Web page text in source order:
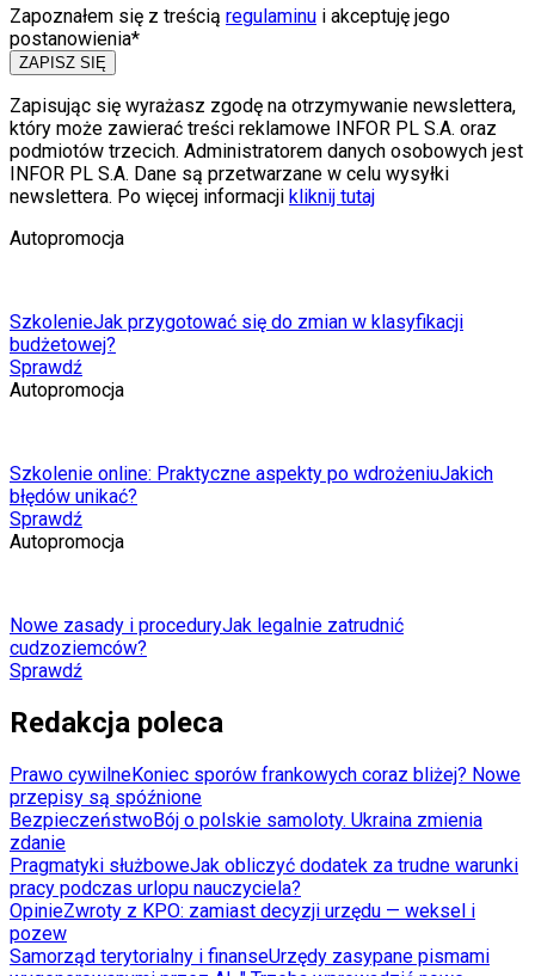
Zapoznałem się z treścią regulaminu i akceptuję jego
postanowienia*
ZAPISZ SIĘ
Zapisując się wyrażasz zgodę na otrzymywanie newslettera,
który może zawierać treści reklamowe INFOR PL S.A. oraz
podmiotów trzecich. Administratorem danych osobowych jest
INFOR PL S.A. Dane są przetwarzane w celu wysyłki
newslettera. Po więcej informacji kliknij tutaj
Autopromocja
SzkolenieJak przygotować się do zmian w klasyfikacji
budżetowej?
Sprawdź
Autopromocja
Szkolenie online: Praktyczne aspekty po wdrożeniuJakich
błędów unikać?
Sprawdź
Autopromocja
Nowe zasady i proceduryJak legalnie zatrudnić
cudzoziemców?
Sprawdź
Redakcja poleca
Prawo cywilneKoniec sporów frankowych coraz bliżej? Nowe
przepisy są spóźnione
BezpieczeństwoBój o polskie samoloty. Ukraina zmienia
zdanie
Pragmatyki służboweJak obliczyć dodatek za trudne warunki
pracy podczas urlopu nauczyciela?
OpinieZwroty z KPO: zamiast decyzji urzędu — weksel i
pozew
Samorząd terytorialny i finanseUrzędy zasypane pismami